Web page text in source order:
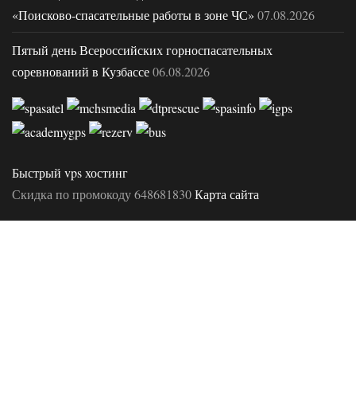
«Поисково-спасательные работы в зоне ЧС» 07.08.2026
Пятый день Всероссийских горноспасательных
соревнований в Кузбассе06.08.2026
Быстрый vps хостинг
Скидка по промокоду 648681830Карта сайта